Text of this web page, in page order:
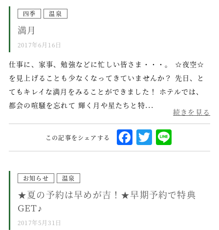
o
k
四季 温泉
満月
2017年6月16日
仕事に、家事、勉強などに忙しい皆さま・・・。 ☆夜空☆
を見上げることも少なくなってきていませんか？ 先日、と
てもキレイな満月をみることができました！ ホテルでは、
都会の喧騒を忘れて 輝く月や星たちと特...
続きを見る
この記事をシェアする F
a
b
T
w
r
i
お知らせ 温泉
★夏の予約は早めが吉！★早期予約で特典
GET♪
2017年5月31日